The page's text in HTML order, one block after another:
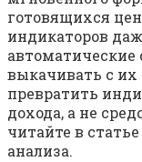
готовящихся
индикаторов
автоматические
выкачивать с
превратить
дохода, а не
читайте в
анализа.